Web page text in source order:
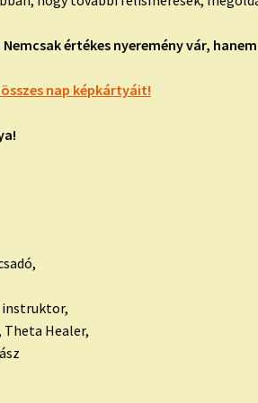
értékes nyeremény vár,
nap képkártyáit!
instruktor,
Healer,